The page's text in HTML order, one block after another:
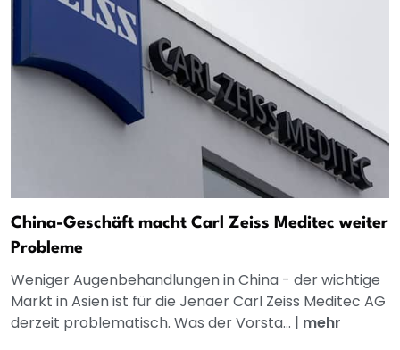
China-Geschäft macht Carl Zeiss Meditec weiter
Probleme
Weniger Augenbehandlungen in China - der wichtige
Markt in Asien ist für die Jenaer Carl Zeiss Meditec AG
derzeit problematisch. Was der Vorsta... | mehr